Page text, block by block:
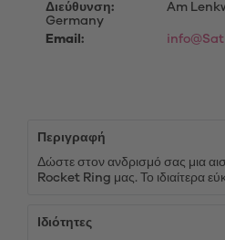
Διεύθυνση:
Am
Germany
Email:
Περιγραφή
Δώστε στον ανδρισμό σας μια
Rocket Ring μας. Το ιδιαίτερα
Ιδιότητες